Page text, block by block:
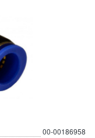
00-00186958